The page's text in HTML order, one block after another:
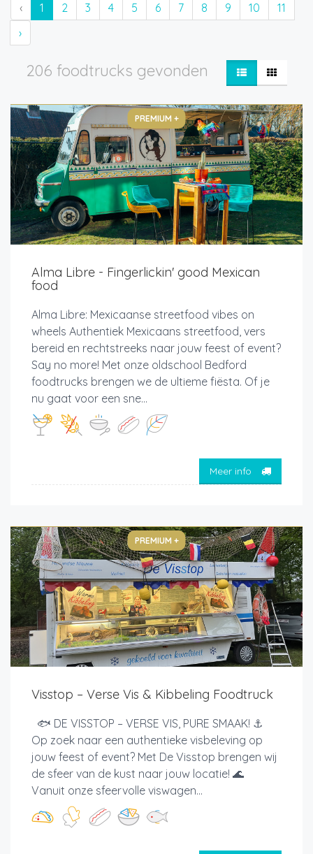
‹ 1 2 3 4 5 6 7 8 9 10
11
›
206 foodtrucks gevonden
PREMIUM +
Alma Libre - Fingerlickin' good Mexican
food
Alma Libre: Mexicaanse streetfood vibes on
wheels Authentiek Mexicaans streetfood, vers
bereid en rechtstreeks naar jouw feest of event?
Say no more! Met onze oldschool Bedford
foodtrucks brengen we de ultieme fiësta. Of je
nu gaat voor een sne...
Meer info
PREMIUM +
Visstop – Verse Vis & Kibbeling Foodtruck
🐟 DE VISSTOP – VERSE VIS, PURE SMAAK! ⚓
Op zoek naar een authentieke visbeleving op
jouw feest of event? Met De Visstop brengen wij
de sfeer van de kust naar jouw locatie! 🌊
Vanuit onze sfeervolle viswagen...